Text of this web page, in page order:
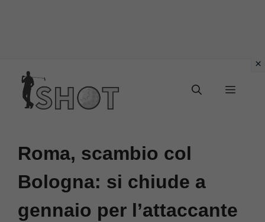
contenuto
Menu
Roma, scambio col
Bologna: si chiude a
gennaio per l’attaccante